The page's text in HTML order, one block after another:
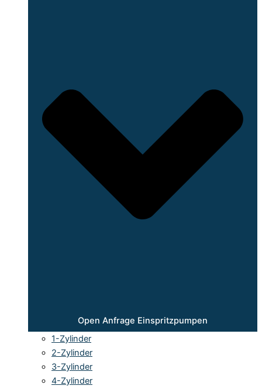
Open Anfrage Einspritzpumpen
1-Zylinder
2-Zylinder
3-Zylinder
4-Zylinder